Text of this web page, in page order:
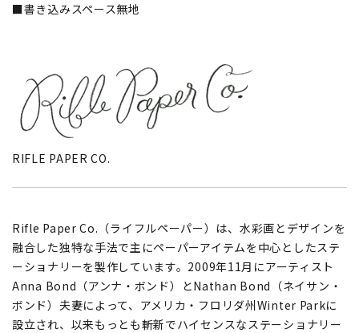
■書き込みスペース無地
RIFLE PAPER CO.
Rifle Paper Co.（ライフルペーパー）は、水彩画とデザインを
融合した独特な手法で主にペーパーアイテムを中心としたステ
ーショナリーを製作しています。2009年11月にアーティスト
Anna Bond（アンナ・ボンド）とNathan Bond（ネイサン・
ボンド）夫妻によって、アメリカ・フロリダ州Winter Parkに
設立され、以来もっとも斬新でハイセンスなステーショナリー